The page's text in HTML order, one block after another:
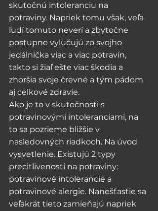
skutočnú intoleranciu na
potraviny. Napriek tomu však, veľa
ľudí tomuto neverí a zbytočne
postupne vylučujú zo svojho
jedálnička viac a viac potravín,
takto si žiaľ ešte viac škodia a
zhoršia svoje črevné a tým pádom
aj celkové zdravie.
Ako je to v skutočnosti s
potravinovými intoleranciami, na
to sa pozrieme bližšie v
nasledovných riadkoch. Na úvod
vysvetlenie. Existujú 2 typy
precitlivenosti na potraviny:
potravinové intolerancie a
potravinové alergie. Nanešťastie sa
veľakrát tieto zamieňajú napriek